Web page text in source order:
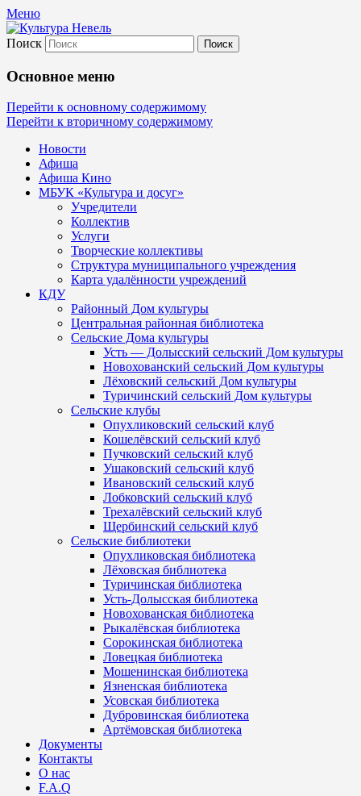
Меню
Культура Невель
МБУК Невельского района "Культура
и досуг"
Поиск
Основное меню
Перейти к основному содержимому
Перейти к вторичному содержимому
Новости
Афиша
Афиша Кино
МБУК «Культура и досуг»
Учредители
Коллектив
Услуги
Творческие коллективы
Структура муниципального учреждения
Карта удалённости учреждений
КДУ
Районный Дом культуры
Центральная районная библиотека
Сельские Дома культуры
Усть — Долысский сельский Дом культуры
Новохованский сельский Дом культуры
Лёховский сельский Дом культуры
Туричинский сельский Дом культуры
Сельские клубы
Опухликовский сельский клуб
Кошелёвский сельский клуб
Пучковский сельский клуб
Ушаковский сельский клуб
Ивановский сельский клуб
Лобковский сельский клуб
Трехалёвский сельский клуб
Щербинский сельский клуб
Сельские библиотеки
Опухликовская библиотека
Лёховская библиотека
Туричинская библиотека
Усть-Долысская библиотека
Новохованская библиотека
Рыкалёвская библиотека
Сорокинская библиотека
Ловецкая библиотека
Мошенинская библиотека
Язненская библиотека
Усовская библиотека
Дубровинская библиотека
Артёмовская библиотека
Документы
Контакты
О нас
F.A.Q